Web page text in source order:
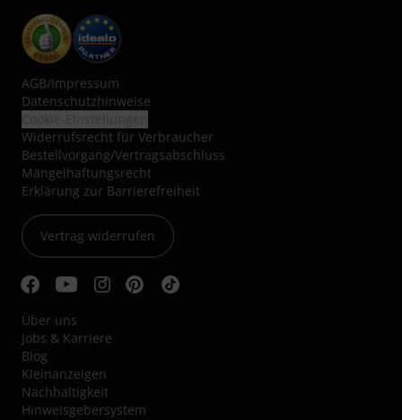
AGB/Impressum
Datenschutzhinweise
Widerrufsrecht für Verbraucher
Bestellvorgang/Vertragsabschluss
Mängelhaftungsrecht
Erklärung zur Barrierefreiheit
Vertrag widerrufen
Über uns
Jobs & Karriere
Blog
Kleinanzeigen
Nachhaltigkeit
Hinweisgebersystem